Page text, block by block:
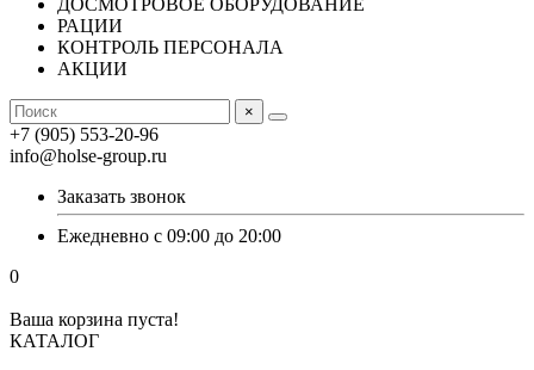
ДОСМОТРОВОЕ ОБОРУДОВАНИЕ
РАЦИИ
КОНТРОЛЬ ПЕРСОНАЛА
АКЦИИ
×
+7 (905) 553-20-96
info@holse-group.ru
Заказать звонок
Ежедневно с 09:00 до 20:00
0
Ваша корзина пуста!
КАТАЛОГ